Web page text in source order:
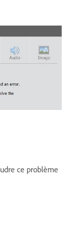
ce problème